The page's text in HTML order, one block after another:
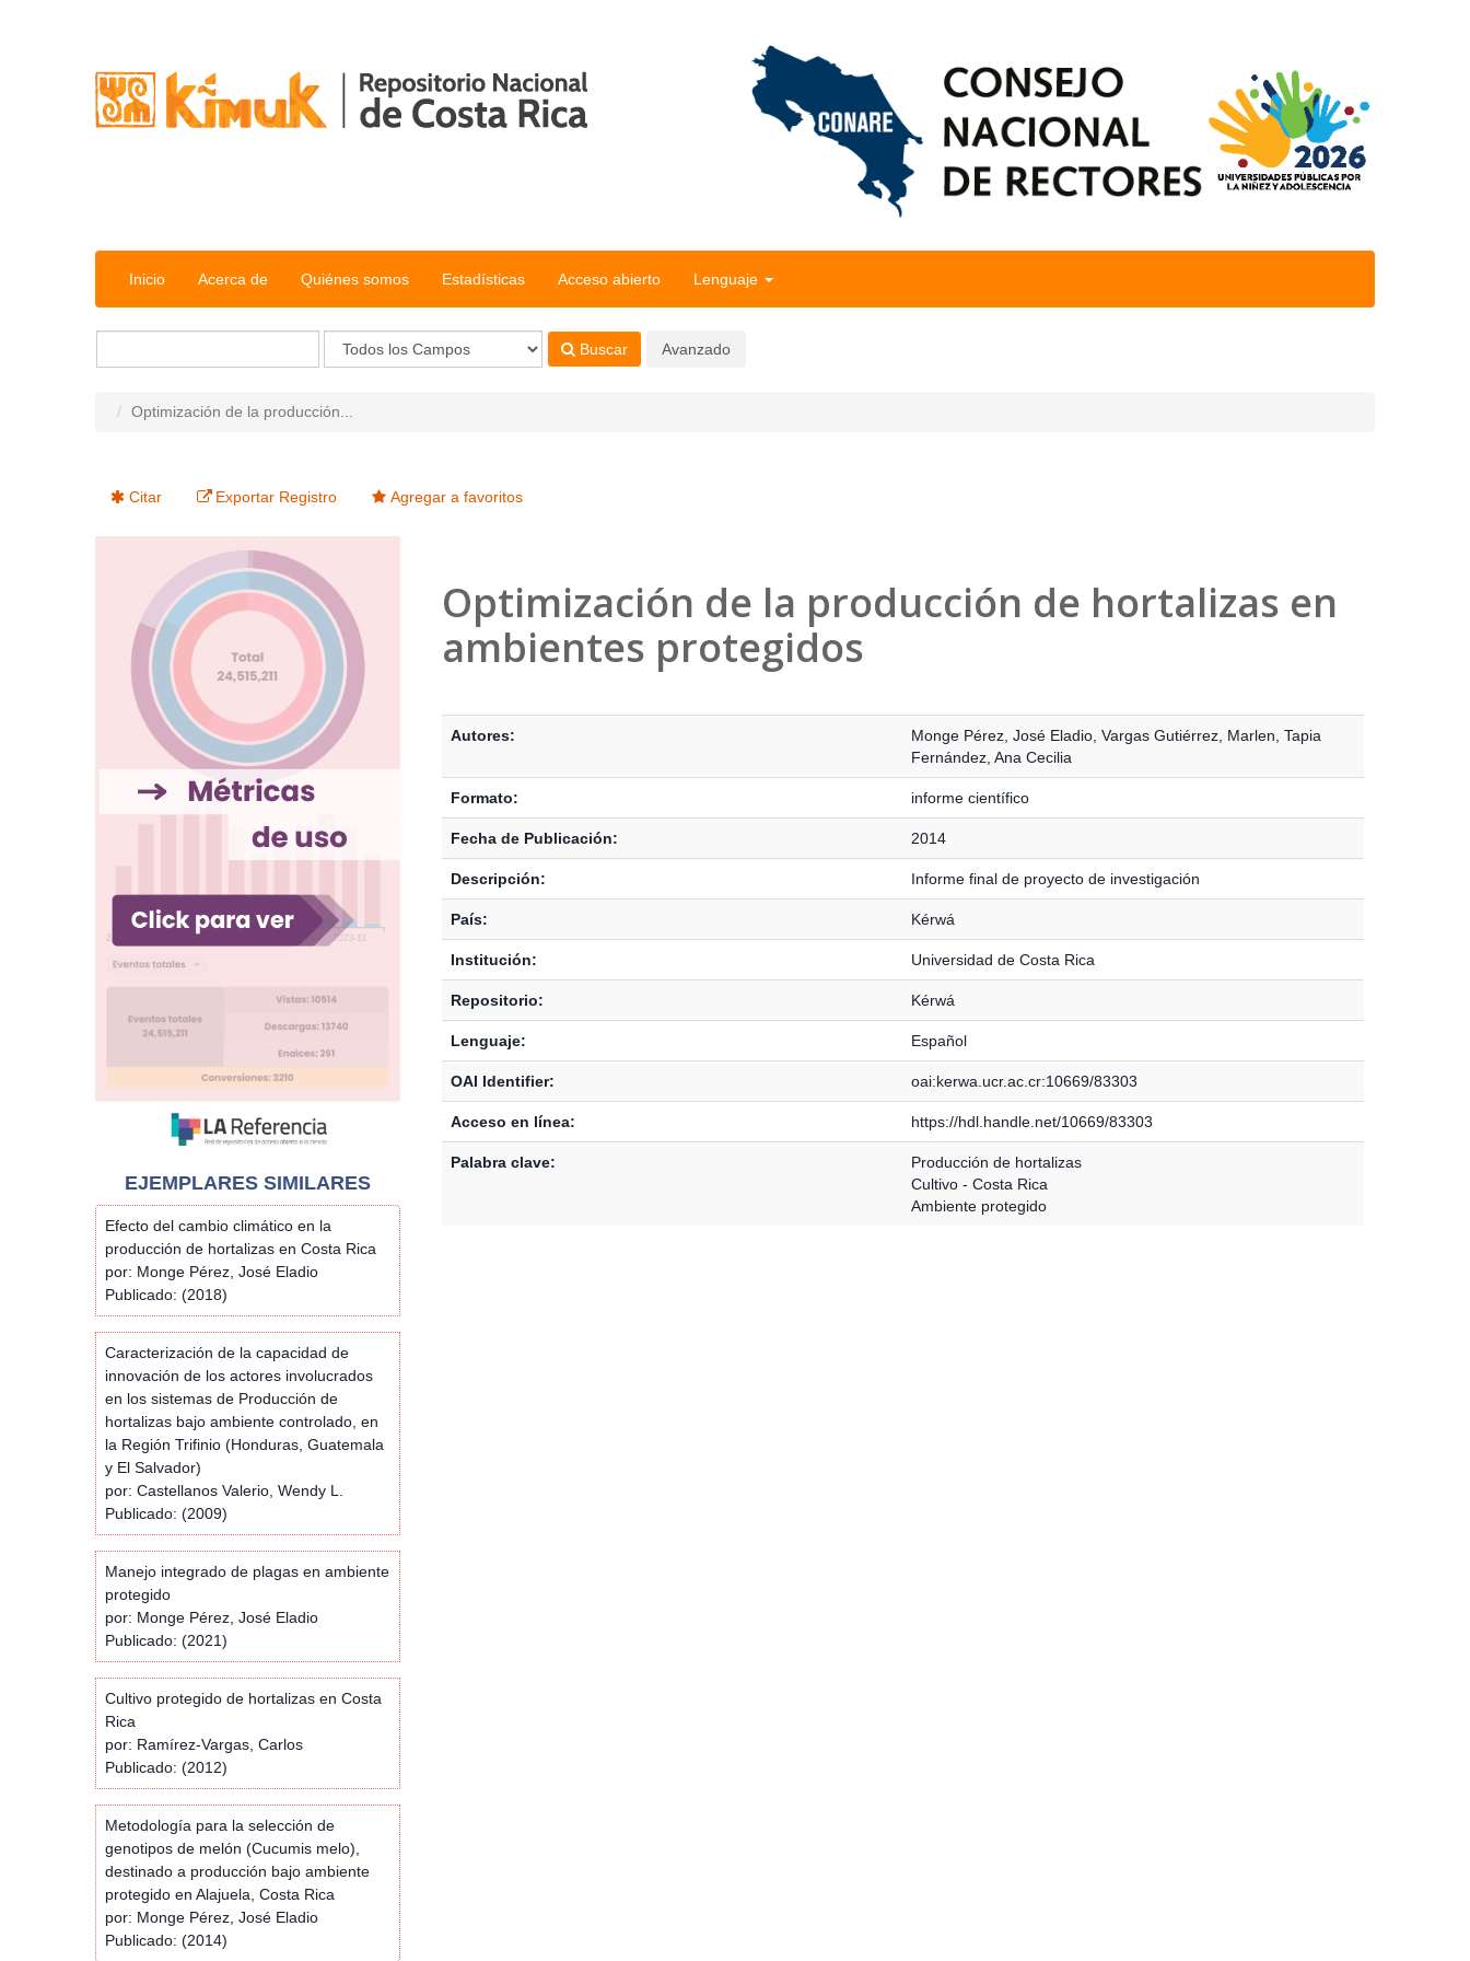
Inicio Acerca de Quiénes somos Estadísticas Acceso abierto Lenguaje
Buscar Avanzado
Optimización de la producción...
Citar Exportar Registro Agregar a favoritos
Optimización de la producción de hortalizas en
ambientes protegidos
Autores: Monge Pérez, José Eladio, Vargas Gutiérrez, Marlen Tapia
Fernández, Ana Cecilia
Formato: informe científico
Fecha de Publicación: 2014
Descripción: Informe final de proyecto de investigación
País: Kérwá
Institución: Universidad de Costa Rica
Repositorio: Kérwá
Lenguaje: Español
OAI Identifier: oai:kerwa.ucr.ac.cr:10669/83303
Acceso en línea: https://hdl.handle.net/10669/83303
Palabra clave:
Producción de hortalizas
Cultivo - Costa Rica
Ambiente protegido
EJEMPLARES SIMILARES
Efecto del cambio climático en la
producción de hortalizas en Costa Rica
por: Monge Pérez, José Eladio
Publicado: (2018)
Caracterización de la capacidad de
innovación de los actores involucrados
en los sistemas de Producción de
hortalizas bajo ambiente controlado, en
la Región Trifinio (Honduras, Guatemala
y El Salvador)
por: Castellanos Valerio, Wendy L.
Publicado: (2009)
Manejo integrado de plagas en ambiente
protegido
por: Monge Pérez, José Eladio
Publicado: (2021)
Cultivo protegido de hortalizas en Costa
Rica
por: Ramírez-Vargas, Carlos
Publicado: (2012)
Metodología para la selección de
genotipos de melón (Cucumis melo),
destinado a producción bajo ambiente
protegido en Alajuela, Costa Rica
por: Monge Pérez, José Eladio
Publicado: (2014)